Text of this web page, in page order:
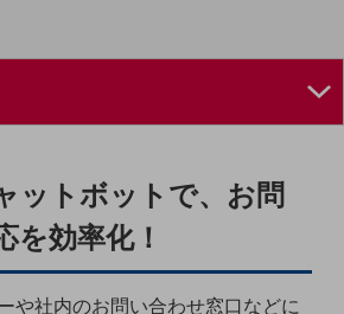
ョン
ットボットで、お問
を効率化！
や社内のお問い合わせ窓口などに